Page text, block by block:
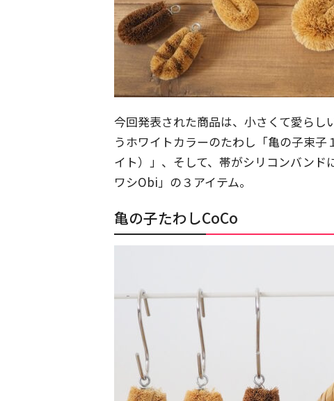
今回発表された商品は、小さくて愛ら
うホワイトカラーのたわし「亀の子束
イト）」、そして、帯がシリコンバン
ワシObi」の３アイテム。
亀の子たわしCoCo